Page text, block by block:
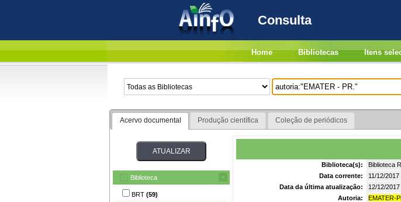
Consulta
Home Bibliotecas Itens
Acervo documental Produção científica Coleção de periódicos
Biblioteca
BRT (59)
Biblioteca(s):
Biblioteca
Data corrente:
11/12/2017
Data da última atualização:
12/12/2017
Autoria:
EMATER-